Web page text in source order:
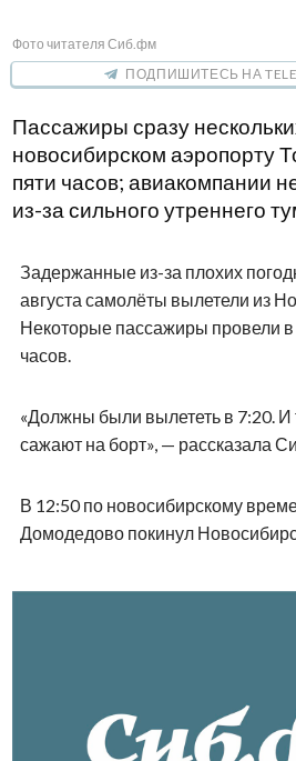
Фото читателя Сиб.фм
ПОДПИШИТЕСЬ НА
Пассажиры сразу
новосибирском аэропорту
пяти часов; авиакомпании
из-за сильного утреннего
Задержанные из-за плохих
августа самолёты вылетели из
Некоторые пассажиры провели в
часов.
«Должны были вылететь в 7:20. И
сажают на борт», — рассказала
В 12:50 по новосибирскому
Домодедово покинул